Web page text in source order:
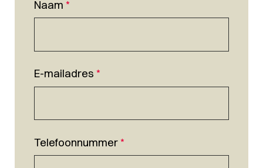
Naam *
E-mailadres *
Telefoonnummer*